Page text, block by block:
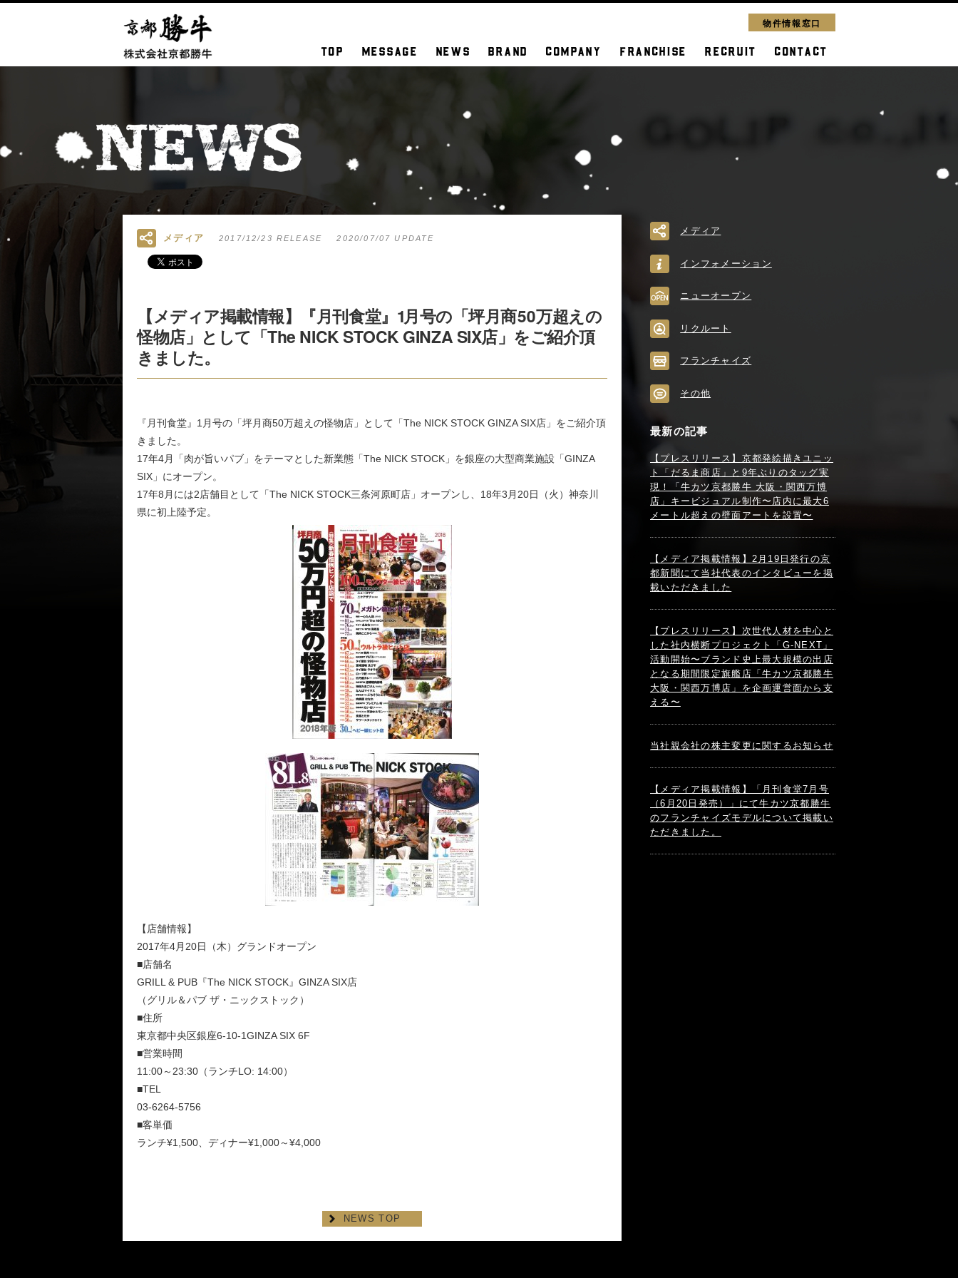
物件情報窓口
TOP MESSAGE NEWS BRAND COMPANY FRANCHISE RECRUIT CONTACT
メディア 2017/12/23 RELEASE 2020/07/07 UPDATE
【メディア掲載情報】『月刊食堂』1月号の「坪月商50万超えの
怪物店」として「The NICK STOCK GINZA SIX店」をご紹介頂
きました。
『月刊食堂』1月号の「坪月商50万超えの怪物店」として「The NICK STOCK GINZA SIX店」をご紹介頂
きました。
17年4月「肉が旨いパブ」をテーマとした新業態「The NICK STOCK」を銀座の大型商業施設「GINZA
SIX」にオープン。
17年8月には2店舗目として「The NICK STOCK三条河原町店」オープンし、18年3月20日（火）神奈川
県に初上陸予定。
【店舗情報】
2017年4月20日（木）グランドオープン
■店舗名
GRILL & PUB『The NICK STOCK』GINZA SIX店
（グリル＆パブ ザ・ニックストック）
■住所
東京都中央区銀座6-10-1GINZA SIX 6F
■営業時間
11:00～23:30（ランチLO: 14:00）
■TEL
03-6264-5756
■客単価
ランチ¥1,500、ディナー¥1,000～¥4,000
NEWS TOP
メディア
インフォメーション
ニューオープン
リクルート
フランチャイズ
その他
最新の記事
【プレスリリース】京都発絵描きユニッ
ト「だるま商店」と9年ぶりのタッグ実
現！「牛カツ京都勝牛 大阪・関西万博
店」キービジュアル制作〜店内に最大6
メートル超えの壁面アートを設置〜
【メディア掲載情報】2月19日発行の京
都新聞にて当社代表のインタビューを掲
載いただきました
【プレスリリース】次世代人材を中心と
した社内横断プロジェクト「G-NEXT」
活動開始〜ブランド史上最大規模の出店
となる期間限定旗艦店「牛カツ京都勝牛
大阪・関西万博店」を企画運営面から支
える〜
当社親会社の株主変更に関するお知らせ
【メディア掲載情報】「月刊食堂7月号
（6月20日発売）」にて牛カツ京都勝牛
のフランチャイズモデルについて掲載い
ただきました。